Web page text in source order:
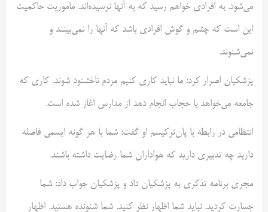
می‌شود. به افرادی خواهم رسید که به آنها نرسیده‌اند. ماموریت حاکمیت
این است که چشم و گوش افرادی باشد که آنها را نمی‌بینند و
نمی‌شنوند.
پزشکیان اصرار کرد: ما نباید کاری کنیم مردم ناخشنود شوند. کاری که
جامعه می‌خواهد با حجاب انجام دهد از مدارس اغاز شده است.
انتظامی در رابطه با پان‌ترکیسم او گفت: شما با هر گونه ایسمی فاصله
دارید چه تدبیری دارید که هواداران شما رضایت داشته باشند.
مجری برنامه تذکری به پزشکیان داد و پزشکیان جواب داد: شما
جسارت کردید. نباید شما اظهار نظر کنید. شما شنونده هستید. اظهار